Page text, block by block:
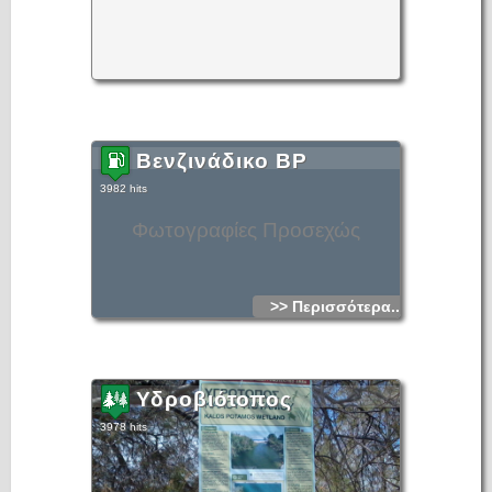
Φωτογραφίες Προσεχώς
Βενζινάδικο BP
3982 hits
>> Περισσότερα...
Υδροβιότοπος
3978 hits